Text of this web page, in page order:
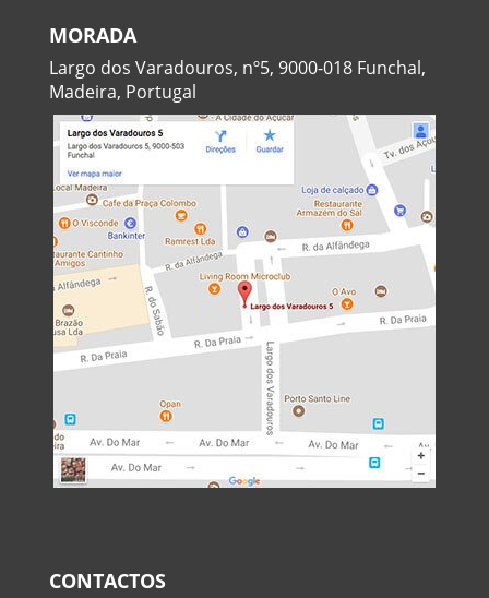
MORADA
Largo dos Varadouros, nº5, 9000-018 Funchal,
Madeira, Portugal
CONTACTOS